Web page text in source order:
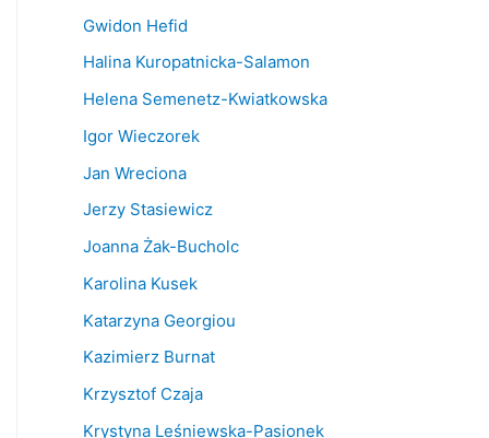
Gwidon Hefid
Halina Kuropatnicka-Salamon
Helena Semenetz-Kwiatkowska
Igor Wieczorek
Jan Wreciona
Jerzy Stasiewicz
Joanna Żak-Bucholc
Karolina Kusek
Katarzyna Georgiou
Kazimierz Burnat
Krzysztof Czaja
Krystyna Leśniewska-Pasionek